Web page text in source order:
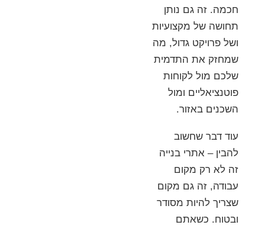
חכמה. זה גם נותן
תחושה של מקצועיות
ושל פרויקט גדול, מה
שמחזק את התדמית
שלכם מול לקוחות
פוטנציאליים ומול
השכנים באזור.
עוד דבר שחשוב
להבין – אתרי בנייה
זה לא רק מקום
עבודה, זה גם מקום
שצריך להיות מסודר
ובטוח. כשאתם